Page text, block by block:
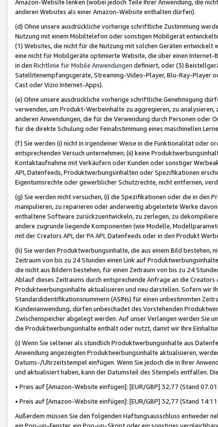
Amazon-Website lenken (wobei jedoch Teile Ihrer Anwendung, die
anderen Websites als einer Amazon-Website enthalten dürfen).
(d) Ohne unsere ausdrückliche vorherige schriftliche Zustimmung
Nutzung mit einem Mobiltelefon oder sonstigen Mobilgerät
(1) Websites, die nicht für die Nutzung mit solchen Geräten
eine nicht für Mobilgeräte optimierte Website, die über einen
in den Richtlinie für Mobile Anwendungen definiert, oder (3)
Satellitenempfangsgeräte, Streaming-Video-Player, Blu-Ray-Player
Cast oder Vizio Internet-Apps).
(e) Ohne unsere ausdrückliche vorherige schriftliche Genehmigung
verwenden, um Produkt-Werbeinhalte zu aggregieren, zu
anderen Anwendungen, die für die Verwendung durch Personen
für die direkte Schulung oder Feinabstimmung eines maschinellen
(f) Sie werden (i) nicht in irgendeiner Weise in die Funktionalität oder
entsprechenden Versuch unternehmen; (ii) keine
Kontaktaufnahme mit Verkäufern oder Kunden oder sonstiger
API, Datenfeeds, Produktwerbungsinhalten oder Spezifikationen
Eigentumsrechte oder gewerblicher Schutzrechte, nicht entfernen,
(g) Sie werden nicht versuchen, (i) die Spezifikationen oder die in
manipulieren, zu reparieren oder anderweitig abgeleitete Werke
enthaltene Software zurückzuentwickeln, zu zerlegen, zu
andere zugrunde liegende Komponenten (wie Modelle,
mit der Creators API, der PA API, Datenfeeds oder in den Produkt
(h) Sie werden Produktwerbungsinhalte, die aus einem Bild bestehen,
Zeitraum von bis zu 24 Stunden einen Link auf
die nicht aus Bildern bestehen, für einen Zeitraum von bis zu 24
Ablauf dieses Zeitraums durch entsprechende Anfrage an die
Produktwerbungsinhalte aktualisieren und neu darstellen. Sofern wir
Standardidentifikationsnummern (ASINs) für einen unbestimmten
Kundenanwendung, dürfen unbeschadet des Vorstehenden
Zwischenspeicher abgelegt werden. Auf unser Verlangen werden Sie
die Produktwerbungsinhalte enthält oder nutzt, damit wir Ihre
(i) Wenn Sie seltener als stündlich Produktwerbungsinhalte aus
Anwendung angezeigten Produktwerbungsinhalte aktualisieren,
Datums-/Uhrzeitstempel einfügen. Wenn Sie jedoch die in Ihrer
und aktualisiert haben, kann der Datumsteil des Stempels entfallen.
• Preis auf [Amazon-Website einfügen]: [EUR/GBP] 32,77 (Stand
• Preis auf [Amazon-Website einfügen]: [EUR/GBP] 32,77 (Stand
Außerdem müssen Sie den folgenden Haftungsausschluss entweder
ein Pop-up-Fenster, ein Pop-up-Skript oder ein sonstiges